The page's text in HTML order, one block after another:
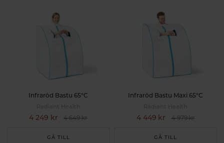
Infraröd Bastu 65°C
Radiant Health
4 249 kr 4 649 kr
GÅ TILL
Infraröd Bastu Maxi 65°C
Radiant Health
4 449 kr 4 979 kr
GÅ TILL